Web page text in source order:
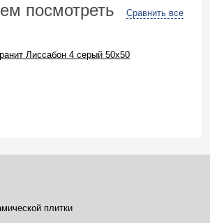
посмотреть Сравнить все
Лиссабон 4 серый 50x50
плитки